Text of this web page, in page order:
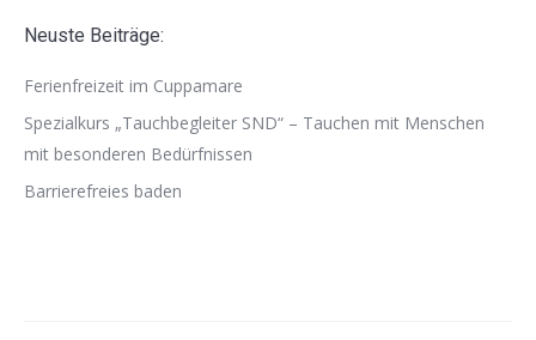
Neuste Beiträge:
Ferienfreizeit im Cuppamare
Spezialkurs „Tauchbegleiter SND“ – Tauchen mit Menschen
mit besonderen Bedürfnissen
Barrierefreies baden